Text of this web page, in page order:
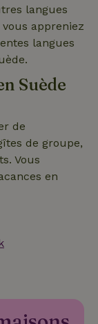
langues
appreniez
langues
Suède
de
de groupe,
Vous
en